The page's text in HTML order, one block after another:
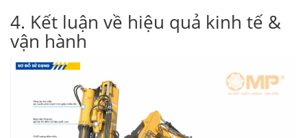
4. Kết luận về hiệu quả kinh tế &
vận hành